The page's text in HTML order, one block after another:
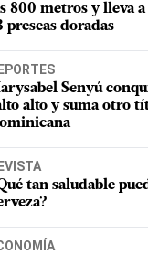
800 metros y lleva
preseas doradas
Senyú
alto y suma otro
tan saludable